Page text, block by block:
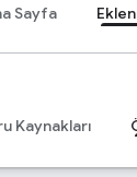
Sayfa
Kaynakları